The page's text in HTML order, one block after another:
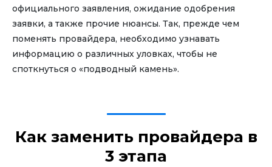
официального заявления, ожидание одобрения
заявки, а также прочие нюансы. Так, прежде чем
поменять провайдера, необходимо узнавать
информацию о различных уловках, чтобы не
споткнуться о «подводный камень».
Как заменить провайдера в
3 этапа